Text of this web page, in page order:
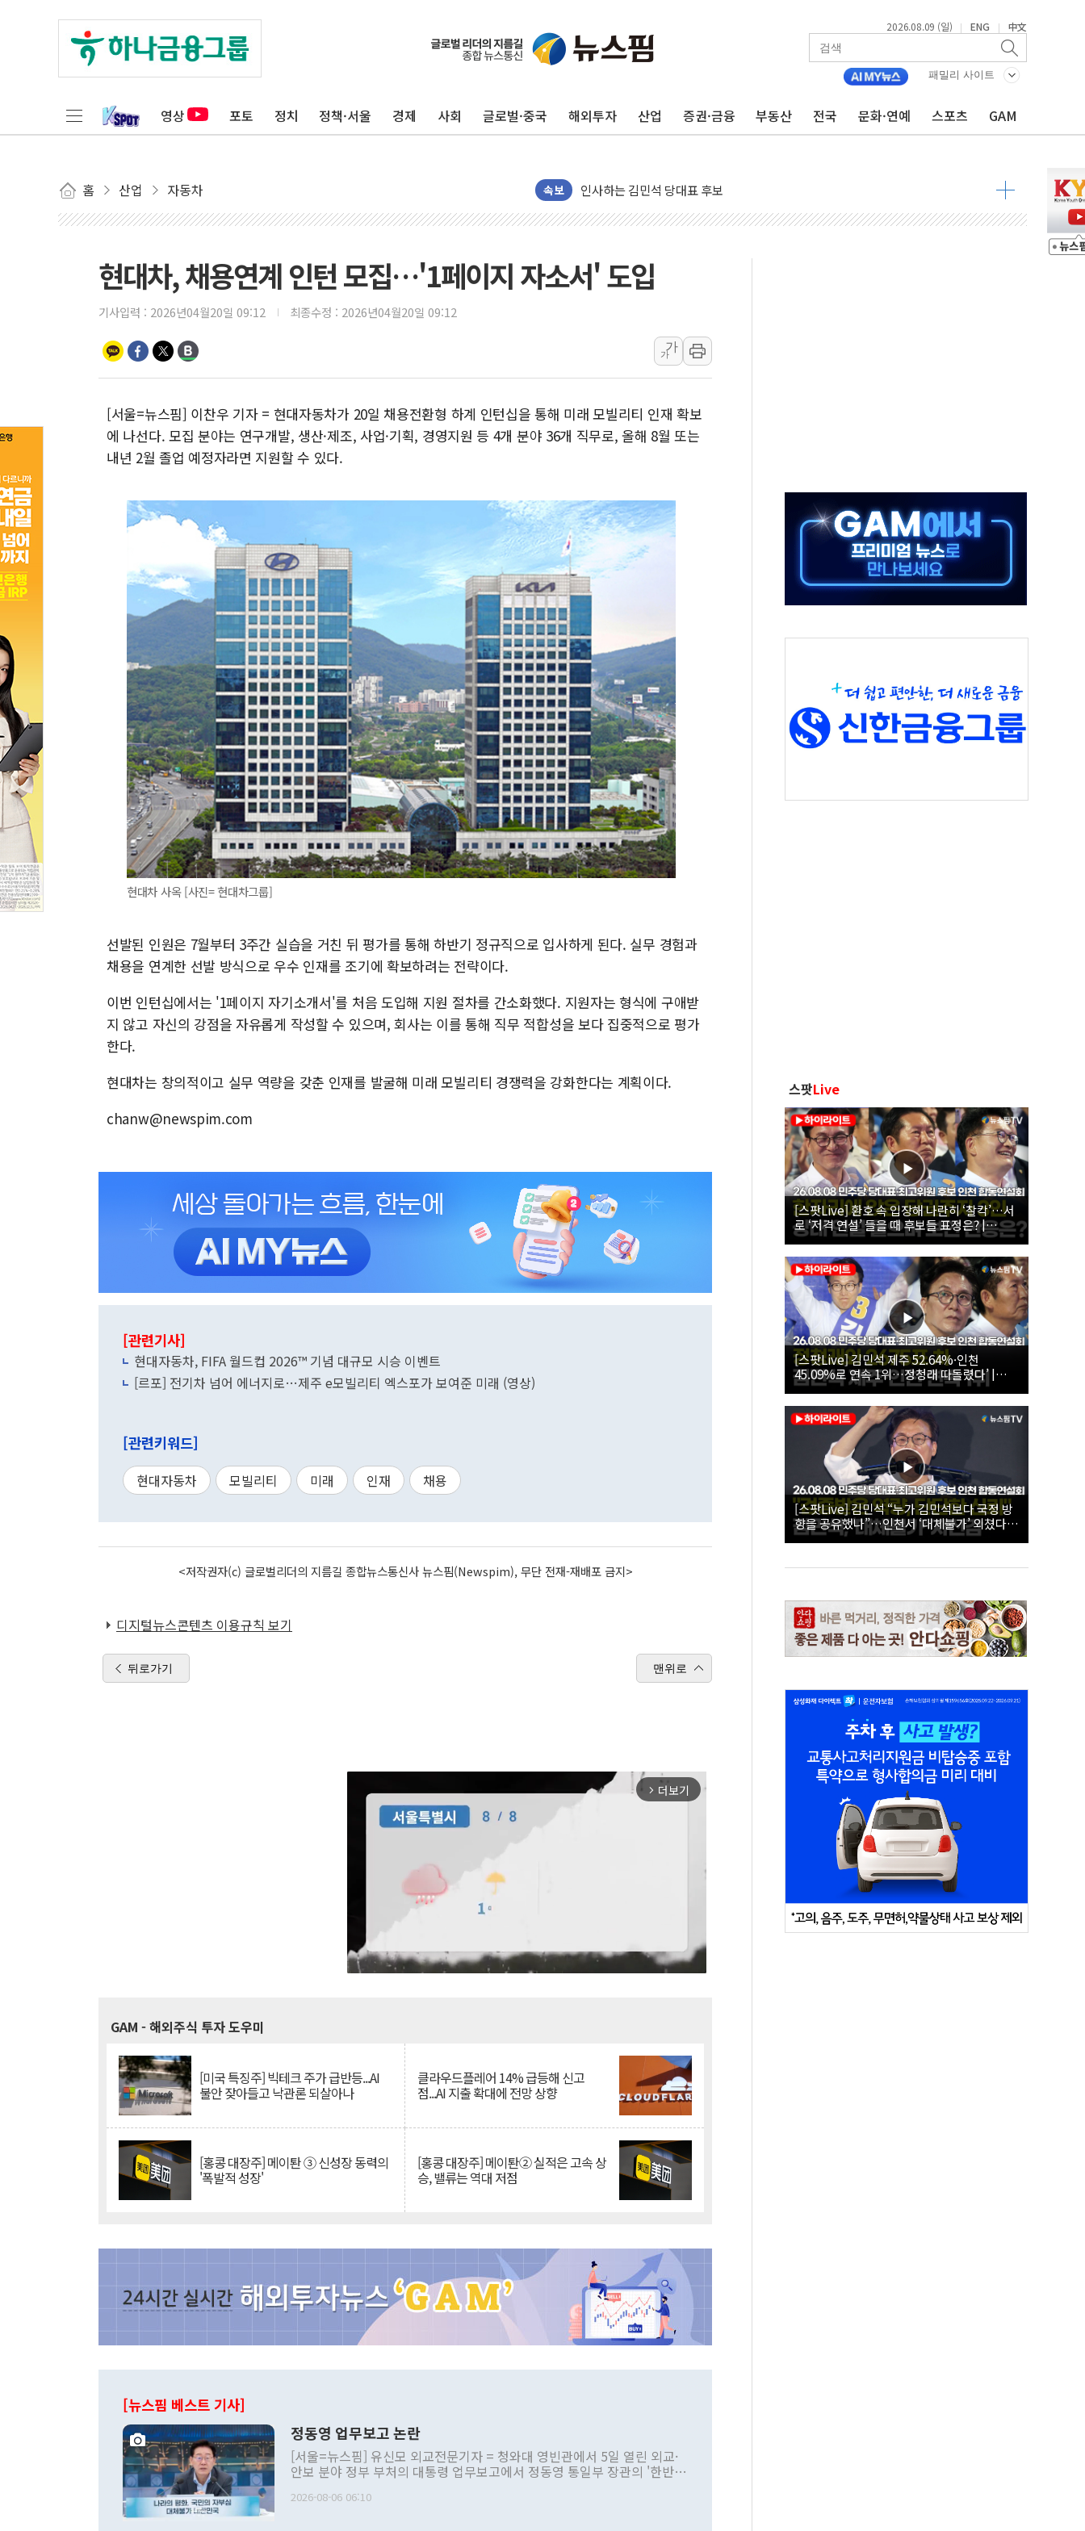
2026.08.09 (일) | ENG | 中文
패밀리 사이트
영상 포토 정치 정책·서울 경제 사회 글로벌·중국 해외투자 산업 증권·금융 부동산 전국 문화·연예 스포츠 GAM
홈 산업 자동차 속보
포항시 재난예산 40억 긴급 투입…고수온 양식장 복구·지원 '총력'
울진·영덕 '호우특보'-포항 '산사태 주의보'...경북도, 호우 피해·통제구간 없어
인천 합동연설회 나선 송영길·정청래·김민석 당대표 후보
김민석, 2주차 제주·인천 경선서 정청래에 승리...47.75% vs 42.08%
[속보] 민주, 제주·인천 경선 결과 발표...김민석 47.75% 정청래 42.08%
[속보] 민주, 인천 경선 결과 발표...김민석 45.09% 정청래 43.27% 송영길 11.63%
이번주 국내 주요 금융일정(8.10~8.14)
美, 이란전 출구전략 만지작…공습 한계·탄약 부족 현실화
폐기물 수거하다 참변…60대 환경미화원 수거차에 치여 사망
서울 중랑구 주택가서 흉기 난동…60대 남성 2명 숨져
李대통령 "결혼 때문에 손해 보는 일 없게"…'결혼 페널티' 22개 과제 손본다
여수 오동도 인근 해상서 모터보트 전복…1명 사망·1명 실종
추미애, '위안부' 피해자 기림의 날 참석..."국제적 시민 연대로 목소리 내야"
'화합' 꺼낸 김민석에 '뻔뻔' 받아친 정청래…제주 연설서 신경전 고조
현대차, 채용연계 인턴 모집…'1페이지 자소서' 도입
기사입력 : 2026년04월20일 09:12 최종수정 : 2026년04월20일 09:12
가
가
[서울=뉴스핌] 이찬우 기자 = 현대자동차가 20일 채용전환형 하계 인턴십을 통해 미래 모빌리티 인재 확보
에 나선다. 모집 분야는 연구개발, 생산·제조, 사업·기획, 경영지원 등 4개 분야 36개 직무로, 올해 8월 또는
내년 2월 졸업 예정자라면 지원할 수 있다.
현대차 사옥 [사진= 현대차그룹]
선발된 인원은 7월부터 3주간 실습을 거친 뒤 평가를 통해 하반기 정규직으로 입사하게 된다. 실무 경험과
채용을 연계한 선발 방식으로 우수 인재를 조기에 확보하려는 전략이다.
이번 인턴십에서는 '1페이지 자기소개서'를 처음 도입해 지원 절차를 간소화했다. 지원자는 형식에 구애받
지 않고 자신의 강점을 자유롭게 작성할 수 있으며, 회사는 이를 통해 직무 적합성을 보다 집중적으로 평가
한다.
현대차는 창의적이고 실무 역량을 갖춘 인재를 발굴해 미래 모빌리티 경쟁력을 강화한다는 계획이다.
chanw@newspim.com
[관련기사]
현대자동차, FIFA 월드컵 2026™ 기념 대규모 시승 이벤트
[르포] 전기차 넘어 에너지로…제주 e모빌리티 엑스포가 보여준 미래 (영상)
[관련키워드]
현대자동차 모빌리티 미래 인재 채용
<저작권자(c) 글로벌리더의 지름길 종합뉴스통신사 뉴스핌(Newspim), 무단 전재-재배포 금지>
디지털뉴스콘텐츠 이용규칙 보기
뒤로가기 맨위로
arrow_forward_ios 더보기
GAM - 해외주식 투자 도우미
[미국 특징주] 빅테크 주가 급반등...AI
불안 잦아들고 낙관론 되살아나
클라우드플레어 14% 급등해 신고
점...AI 지출 확대에 전망 상향
[홍콩 대장주] 메이퇀 ③ 신성장 동력의
'폭발적 성장'
[홍콩 대장주] 메이퇀② 실적은 고속 상
승, 밸류는 역대 저점
[뉴스핌 베스트 기사]
정동영 업무보고 논란
[서울=뉴스핌] 유신모 외교전문기자 = 청와대 영빈관에서 5일 열린 외교·
안보 분야 정부 부처의 대통령 업무보고에서 정동영 통일부 장관의 '한반도
발언 중에는 정부 내 조율을 거치지 않은 사안을 정책으로 추진하겠다고 공
2026-08-06 06:10
스팟Live
[스팟Live] 환호 속 입장해 나란히 ‘찰칵’…서
로 ‘저격 연설’ 들을 때 후보들 표정은? |
26.08.08 더불어민주당 당대표·최고위원 후
보 인천 합동연설회
[스팟Live] 김민석 제주 52.64%·인천
45.09%로 연속 1위…정청래 따돌렸다’ |
26.08.08 더불어민주당 당대표·최고위원 후
보 인천 합동연설회
[스팟Live] 김민석 “누가 김민석보다 국정 방
향을 공유했나”…인천서 ‘대체불가’ 외쳤다 |
26.08.08 더불어민주당 당대표·최고위원 후